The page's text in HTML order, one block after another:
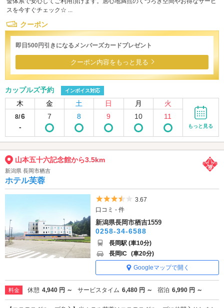
スを今すぐチェック☆ ...
クーポン
即日500円引きになるメンバーズカードプレゼント
クーポン内容をもっと見る
カップルズ予約 インボイス対応
木 金 土 日 月 火
8/6
-
7 8 9 10 11
もっと見る
山本五十六記念館から3.5km
新潟県 長岡市栖吉
ホテル芙蓉
5つ星のうち3.5
3.67
口コミ - 件
新潟県長岡市栖吉1559
0258-34-6588
長岡駅 (車10分)
長岡IC (車20分)
Googleマップで開く
料金 休憩 4,940 円 ～ サービスタイム 6,480 円 ～ 宿泊 6,990 円 ～